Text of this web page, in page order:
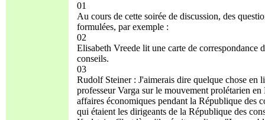
01
Au cours de cette soirée de discussion, des
formulées, par exemple :
02
Elisabeth Vreede lit une carte de
conseils.
03
Rudolf Steiner : J'aimerais dire quelque chose
professeur Varga sur le mouvement prolétarien
affaires économiques pendant la République des
qui étaient les dirigeants de la République des